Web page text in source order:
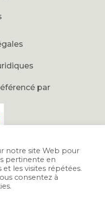
notre site Web pour
pertinente en
les visites répétées.
consentez à
par